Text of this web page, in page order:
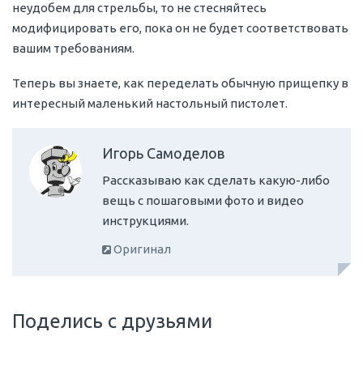
неудобем для стрельбы, то не стесняйтесь
модифицировать его, пока он не будет соответствовать
вашим требованиям.
Теперь вы знаете, как переделать обычную прищепку в
интересный маленький настольный пистолет.
Игорь Самоделов
Рассказываю как сделать какую-либо
вещь с пошаговыми фото и видео
инструкциями.
Оригинал
Поделись с друзьями